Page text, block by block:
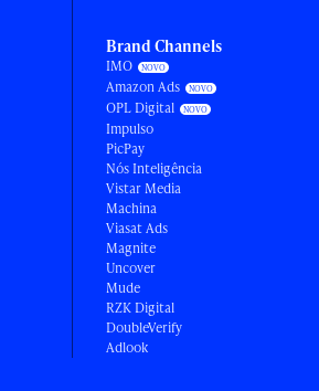
Brand Channels
IMO
Amazon Ads
OPL Digital
Impulso
PicPay
Nós Inteligência
Vistar Media
Machina
Viasat Ads
Magnite
Uncover
Mude
RZK Digital
DoubleVerify
Adlook